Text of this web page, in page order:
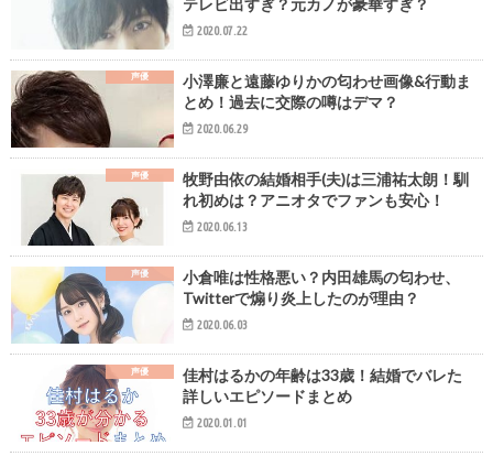
2020.07.22
声優
小澤廉と遠藤ゆりかの匂わせ画像&行動ま
とめ！過去に交際の噂はデマ？
2020.06.29
声優
牧野由依の結婚相手(夫)は三浦祐太朗！馴
れ初めは？アニオタでファンも安心！
2020.06.13
声優
小倉唯は性格悪い？内田雄馬の匂わせ、
Twitterで煽り炎上したのが理由？
2020.06.03
声優
佳村はるかの年齢は33歳！結婚でバレた
詳しいエピソードまとめ
2020.01.01